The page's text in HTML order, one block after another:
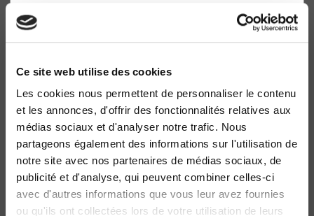
Ce site web utilise des cookies
Les cookies nous permettent de personnaliser le contenu
et les annonces, d'offrir des fonctionnalités relatives aux
médias sociaux et d'analyser notre trafic. Nous
partageons également des informations sur l'utilisation de
notre site avec nos partenaires de médias sociaux, de
publicité et d'analyse, qui peuvent combiner celles-ci
avec d'autres informations que vous leur avez fournies
ou qu'ils ont collectées lors de votre utilisation de leurs